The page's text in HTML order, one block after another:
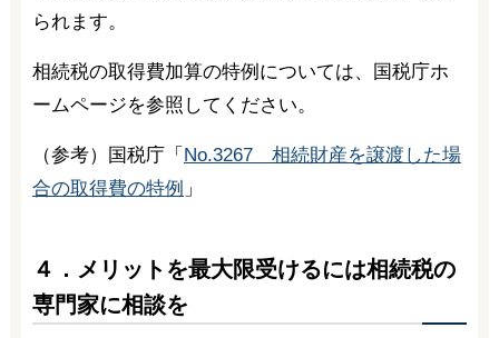
られます。
相続税の取得費加算の特例については、国税庁ホ
ームページを参照してください。
（参考）国税庁「 No.3267 相続財産を譲渡した場
合の取得費の特例 」
４．メリットを最大限受けるには相続税の
専門家に相談を